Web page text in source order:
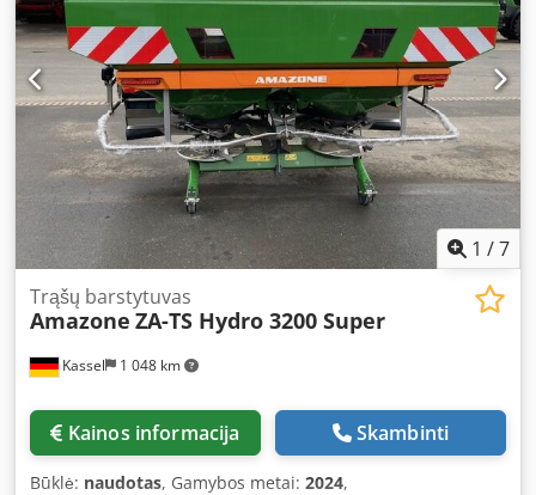
1 /7
Kassel 1 048 km
Trąšų barstytuvas
Amazone ZA-TS Hydro 3200 Super
Kainos informacija Skambinti
Būklė: naudotas, Gamybos metai: 2024,